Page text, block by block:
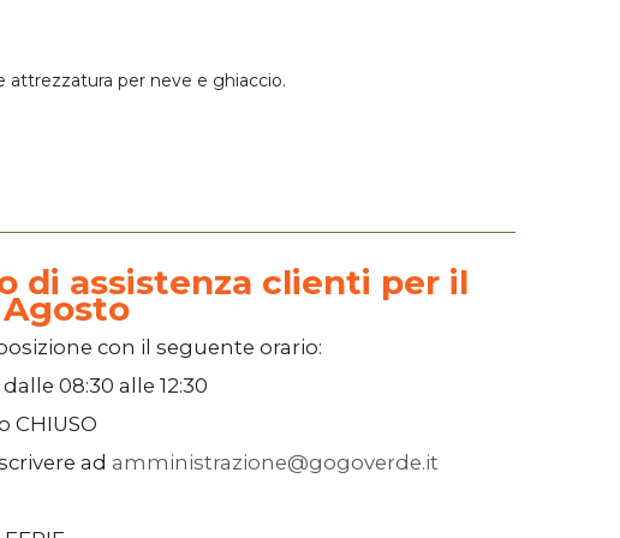
attrezzatura per neve e ghiaccio.
di assistenza clienti per il
con il seguente orario:
dalle 08:30 alle 12:30
CHIUSO
ad amministrazione@gogoverde.it